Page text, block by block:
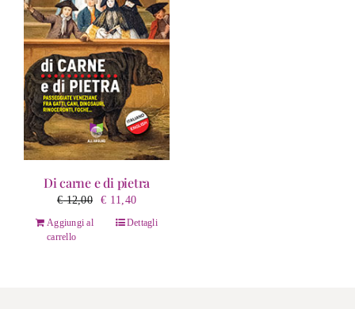
Di carne e di pietra
€12,00
Il
prezzo
€ 11,40Il
prezzo
Aggiungi al
carrello
Dettagli